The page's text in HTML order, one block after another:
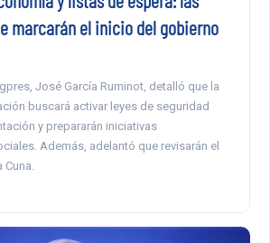
marcarán el inicio del gobierno
José García Ruminot, detalló que la
buscará activar leyes de seguridad
y prepararán iniciativas
Además, adelantó que revisarán el
Cuna.